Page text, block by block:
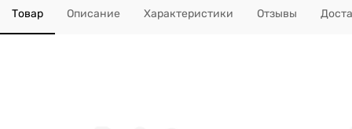
Товар Описание Характеристики Отзывы